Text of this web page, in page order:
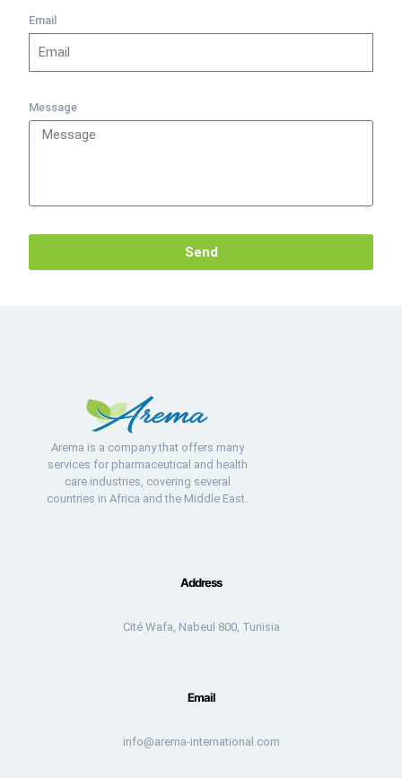
Email
Message
Send
Arema is a company that offers many
services for pharmaceutical and health
care industries, covering several
countries in Africa and the Middle East.
Address
Cité Wafa, Nabeul 800, Tunisia
Email
info@arema-international.com